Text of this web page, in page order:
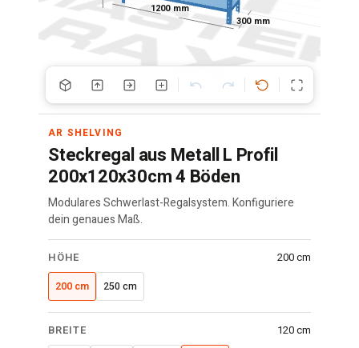
1200 mm
300 mm
AR SHELVING
Steckregal aus Metall L Profil
200x120x30cm 4 Böden
Modulares Schwerlast-Regalsystem. Konfiguriere
dein genaues Maß.
Versatile
Regal
200x120x30
cm
HÖHE 200 cm
200 cm 250 cm
BREITE 120 cm